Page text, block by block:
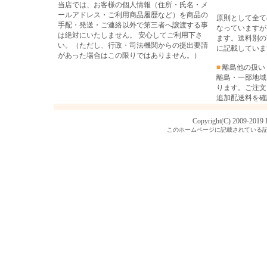
当店では、お客様の個人情報（住所・氏名・メ
ールアドレス・ご利用商品履歴など）を商品の
手配・発送・ご連絡以外で第三者へ譲渡する事
は絶対にいたしません。 安心してご利用下さ
い。（ただし、行政・司法機関からの提出要請
があった場合はこの限りではありません。）
原則として全
なっています
ます。送料別
に記載してい
■ 離島他の扱い
離島・一部地
ります。ご注
追加配送料を
Copyright(C) 2009-2019
このホームページに記載されている